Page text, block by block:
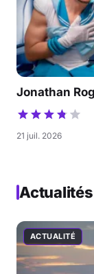
Jonathan
21 juil. 2026
Actualités
ACTUALITÉ